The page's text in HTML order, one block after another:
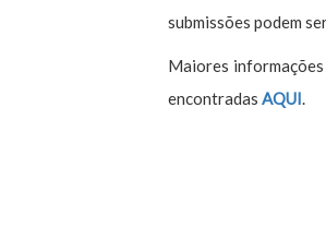
submissões podem
Maiores
encontradas AQUI.